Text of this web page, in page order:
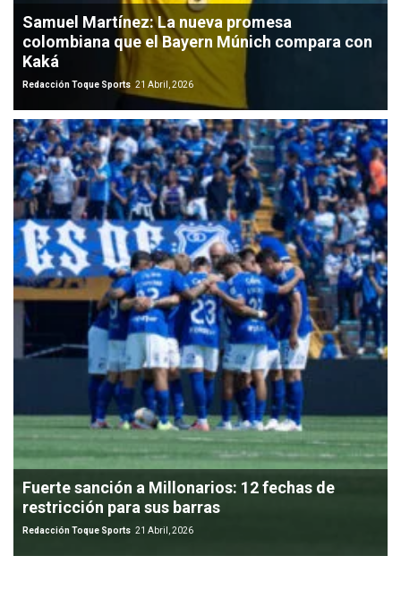
Samuel Martínez: La nueva promesa
colombiana que el Bayern Múnich compara con
Kaká
Redacción Toque Sports 21 Abril, 2026
Fuerte sanción a Millonarios: 12 fechas de
restricción para sus barras
Redacción Toque Sports 21 Abril, 2026